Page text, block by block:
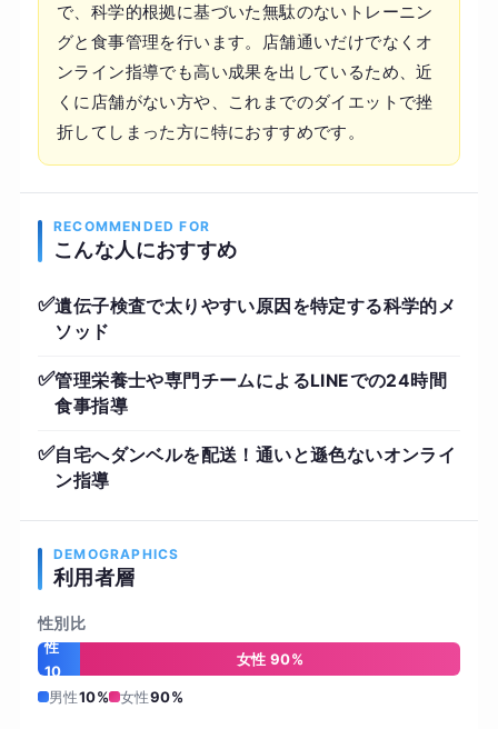
で、科学的根拠に基づいた無駄のないトレーニン
グと食事管理を行います。店舗通いだけでなくオ
ンライン指導でも高い成果を出しているため、近
くに店舗がない方や、これまでのダイエットで挫
折してしまった方に特におすすめです。
RECOMMENDED FOR
こんな人におすすめ
✅遺伝子検査で太りやすい原因を特定する科学的メ
ソッド
✅管理栄養士や専門チームによるLINEでの24時間
食事指導
✅自宅へダンベルを配送！通いと遜色ないオンライ
ン指導
DEMOGRAPHICS
利用者層
性別比
男
性
10
%
女性 90%
男性10% 女性90%